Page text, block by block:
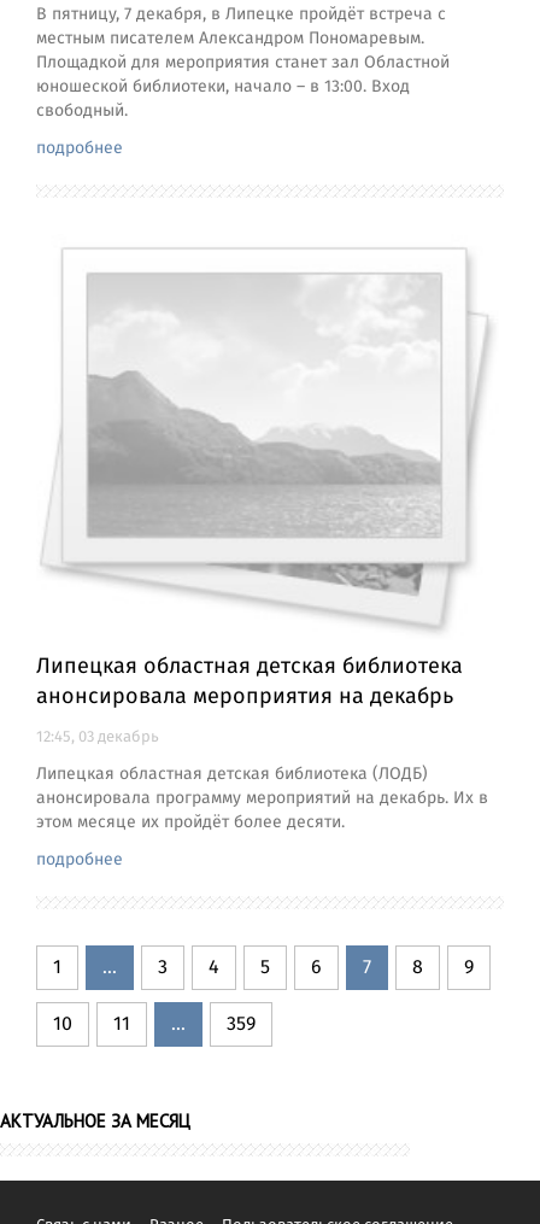
В пятницу, 7 декабря, в Липецке пройдёт встреча с
местным писателем Александром Пономаревым.
Площадкой для мероприятия станет зал Областной
юношеской библиотеки, начало – в 13:00. Вход
свободный.
подробнее
Липецкая областная детская библиотека
анонсировала мероприятия на декабрь
12:45, 03 декабрь
Липецкая областная детская библиотека (ЛОДБ)
анонсировала программу мероприятий на декабрь. Их в
этом месяце их пройдёт более десяти.
подробнее
1 ... 3 4 5 6 7 8
9
10
11 ... 359
АКТУАЛЬНОЕ ЗА МЕСЯЦ